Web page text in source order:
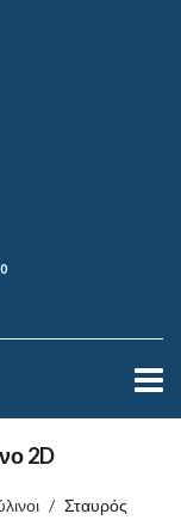
0
2D
/ Σταυρός